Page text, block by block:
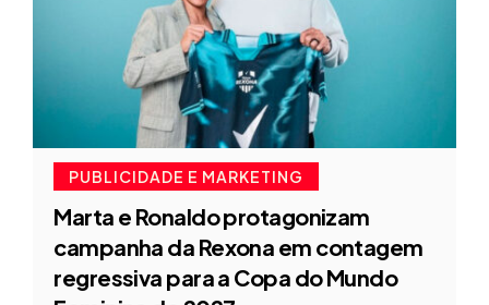
PUBLICIDADE E MARKETING
Marta e Ronaldo protagonizam
campanha da Rexona em contagem
regressiva para a Copa do Mundo